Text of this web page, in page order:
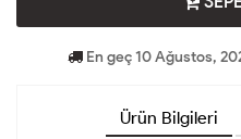
En geç 10 Ağustos,
Ürün Bilgileri